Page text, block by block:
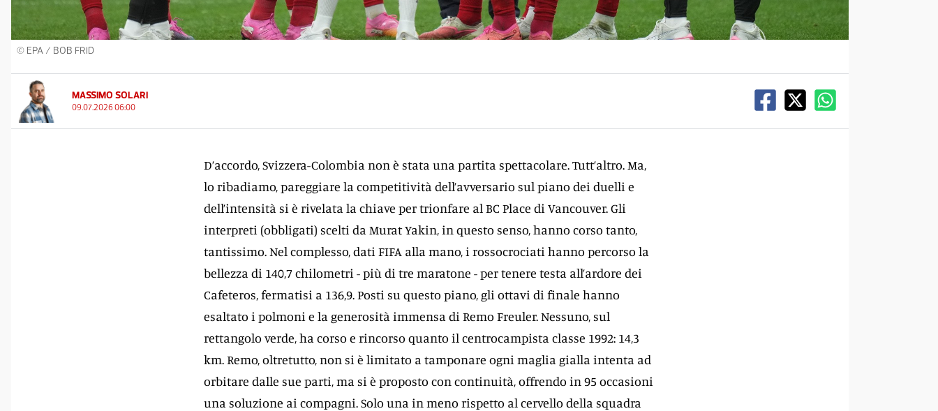
© EPA / BOB FRID
MASSIMO SOLARI
09.07.2026 06:00
D’accordo, Svizzera-Colombia non è stata una partita spettacolare. Tutt’altro. Ma,
lo ribadiamo, pareggiare la competitività dell’avversario sul piano dei duelli e
dell’intensità si è rivelata la chiave per trionfare al BC Place di Vancouver. Gli
interpreti (obbligati) scelti da Murat Yakin, in questo senso, hanno corso tanto,
tantissimo. Nel complesso, dati FIFA alla mano, i rossocrociati hanno percorso la
bellezza di 140,7 chilometri - più di tre maratone - per tenere testa all’ardore dei
Cafeteros, fermatisi a 136,9. Posti su questo piano, gli ottavi di finale hanno
esaltato i polmoni e la generosità immensa di Remo Freuler. Nessuno, sul
rettangolo verde, ha corso e rincorso quanto il centrocampista classe 1992: 14,3
km. Remo, oltretutto, non si è limitato a tamponare ogni maglia gialla intenta ad
orbitare dalle sue parti, ma si è proposto con continuità, offrendo in 95 occasioni
una soluzione ai compagni. Solo una in meno rispetto al cervello della squadra